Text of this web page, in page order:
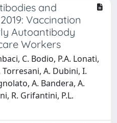
and
Vaccination
Autoantibody
Workers
C. Bodio, P.A. Lonati,
A. Dubini, I.
A. Bandera, A.
R. Grifantini, P.L.